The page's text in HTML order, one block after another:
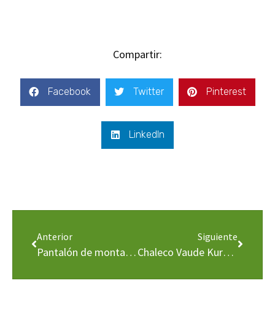
Compartir:
Facebook Twitter Pinterest
LinkedIn
Anterior
Pantalón de montaña Vaude Tekoa Short IV
Siguiente
Chaleco Vaude Kuro Air